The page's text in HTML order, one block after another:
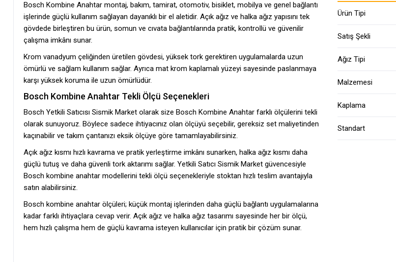
Bosch Kombine Anahtar montaj, bakım, tamirat, otomotiv, bisiklet, mobilya ve genel bağlantı
işlerinde güçlü kullanım sağlayan dayanıklı bir el aletidir. Açık ağız ve halka ağız yapısını tek
gövdede birleştiren bu ürün, somun ve cıvata bağlantılarında pratik, kontrollü ve güvenilir
çalışma imkânı sunar.
Krom vanadyum çeliğinden üretilen gövdesi, yüksek tork gerektiren uygulamalarda uzun
ömürlü ve sağlam kullanım sağlar. Ayrıca mat krom kaplamalı yüzeyi sayesinde paslanmaya
karşı yüksek koruma ile uzun ömürlüdür.
Bosch Kombine Anahtar Tekli Ölçü Seçenekleri
Bosch Yetkili Satıcısı Sismik Market olarak size Bosch Kombine Anahtar farklı ölçülerini tekli
olarak sunuyoruz. Böylece sadece ihtiyacınız olan ölçüyü seçebilir, gereksiz set maliyetinden
kaçınabilir ve takım çantanızı eksik ölçüye göre tamamlayabilirsiniz.
Açık ağız kısmı hızlı kavrama ve pratik yerleştirme imkânı sunarken, halka ağız kısmı daha
güçlü tutuş ve daha güvenli tork aktarımı sağlar. Yetkili Satıcı Sismik Market güvencesiyle
Bosch kombine anahtar modellerini tekli ölçü seçenekleriyle stoktan hızlı teslim avantajıyla
satın alabilirsiniz.
Bosch kombine anahtar ölçüleri; küçük montaj işlerinden daha güçlü bağlantı uygulamalarına
kadar farklı ihtiyaçlara cevap verir. Açık ağız ve halka ağız tasarımı sayesinde her bir ölçü,
hem hızlı çalışma hem de güçlü kavrama isteyen kullanıcılar için pratik bir çözüm sunar.
Ürün Tipi
Satış Şekli
Ağız Tipi
Malzemesi
Kaplama
Standart